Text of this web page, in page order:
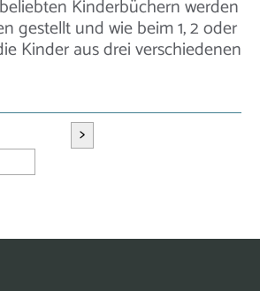
Kinderbüchern werden
gestellt und wie beim 1, 2 oder
Kinder aus drei verschiedenen
>